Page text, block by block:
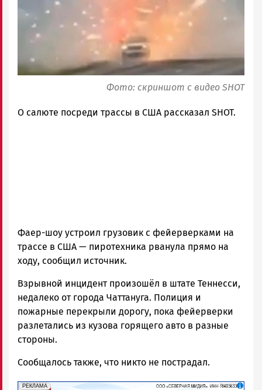
Петрозаводск
ГОВОРИТ
Фото: скриншот с видео SHOT
О салюте посреди трассы в США рассказал SHOT.
Фаер-шоу устроил грузовик с фейерверками на
трассе в США — пиротехника рванула прямо на
ходу, сообщил источник.
Взрывной инцидент произошёл в штате Теннесси,
недалеко от города Чаттануга. Полиция и
пожарные перекрыли дорогу, пока фейерверки
разлетались из кузова горящего авто в разные
стороны.
Сообщалось также, что никто не пострадал.
erid: 2SDnjf467GP
РЕКЛАМА
Реклама